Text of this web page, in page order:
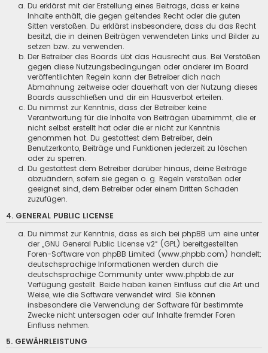
Du erklärst mit der Erstellung eines Beitrags, dass er keine
Inhalte enthält, die gegen geltendes Recht oder die guten
Sitten verstoßen. Du erklärst insbesondere, dass du das Recht
besitzt, die in deinen Beiträgen verwendeten Links und Bilder zu
setzen bzw. zu verwenden.
Der Betreiber des Boards übt das Hausrecht aus. Bei Verstößen
gegen diese Nutzungsbedingungen oder anderer im Board
veröffentlichten Regeln kann der Betreiber dich nach
Abmahnung zeitweise oder dauerhaft von der Nutzung dieses
Boards ausschließen und dir ein Hausverbot erteilen.
Du nimmst zur Kenntnis, dass der Betreiber keine
Verantwortung für die Inhalte von Beiträgen übernimmt, die er
nicht selbst erstellt hat oder die er nicht zur Kenntnis
genommen hat. Du gestattest dem Betreiber, dein
Benutzerkonto, Beiträge und Funktionen jederzeit zu löschen
oder zu sperren.
Du gestattest dem Betreiber darüber hinaus, deine Beiträge
abzuändern, sofern sie gegen o. g. Regeln verstoßen oder
geeignet sind, dem Betreiber oder einem Dritten Schaden
zuzufügen.
4. GENERAL PUBLIC LICENSE
Du nimmst zur Kenntnis, dass es sich bei phpBB um eine unter
der „GNU General Public License v2“ (GPL) bereitgestellten
Foren-Software von phpBB Limited (www.phpbb.com) handelt;
deutschsprachige Informationen werden durch die
deutschsprachige Community unter www.phpbb.de zur
Verfügung gestellt. Beide haben keinen Einfluss auf die Art und
Weise, wie die Software verwendet wird. Sie können
insbesondere die Verwendung der Software für bestimmte
Zwecke nicht untersagen oder auf Inhalte fremder Foren
Einfluss nehmen.
5. GEWÄHRLEISTUNG